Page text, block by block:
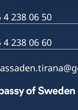
4 238 06 50
4 238 06 60